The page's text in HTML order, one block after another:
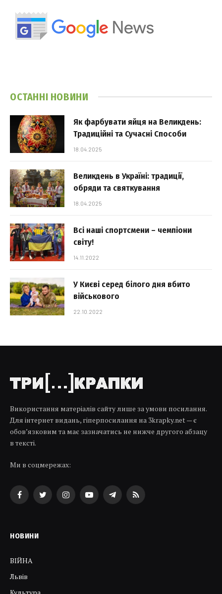
ОСТАННІ НОВИНИ
Як фарбувати яйця на Великдень:
Традиційні та Сучасні Способи
18.04.2025
Великдень в Україні: традиції,
обряди та святкування
18.04.2025
Всі наші спортсмени – чемпіони
світу!
14.11.2022
У Києві серед білого дня вбито
військового
22.10.2022
Використання матеріалів сайту лише за умови посилання.
Для інтернет видань, гіперпосилання на 3krapky.net — є
обов’язковим та має зазначатись не нижче другого абзацу
в тексті.
Ми в соцмережах:
FacebookTwitterInstagramYouTubeTelegramRSS
НОВИНИ
ВІЙНА
Львів
Культура